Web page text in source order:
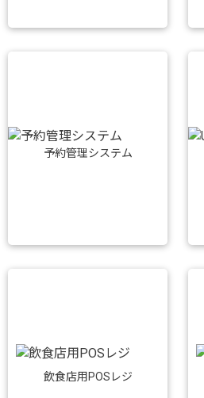
予約管理システム
飲食店用POSレジ